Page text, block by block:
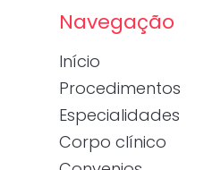
Navegação
Início
Procedimentos
Especialidades
Corpo clínico